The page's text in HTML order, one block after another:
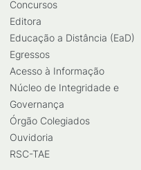
Concursos
Editora
Educação a Distância (EaD)
Egressos
Acesso à Informação
Núcleo de Integridade e
Governança
Órgão Colegiados
Ouvidoria
RSC-TAE